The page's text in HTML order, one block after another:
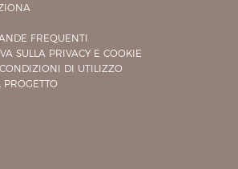
FREQUENTI
SULLA PRIVACY E COOKIE
DI UTILIZZO